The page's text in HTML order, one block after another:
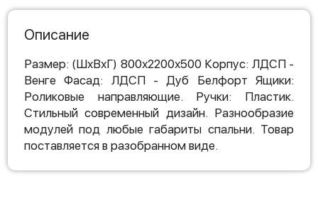
Описание
Размер: (ШхВхГ) 800х2200х500 Корпус: ЛДСП -
Венге Фасад: ЛДСП - Дуб Белфорт Ящики:
Роликовые направляющие. Ручки: Пластик.
Стильный современный дизайн. Разнообразие
модулей под любые габариты спальни. Товар
поставляется в разобранном виде.